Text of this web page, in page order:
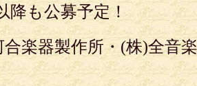
降も公募予定！
楽器製作所・(株)全音